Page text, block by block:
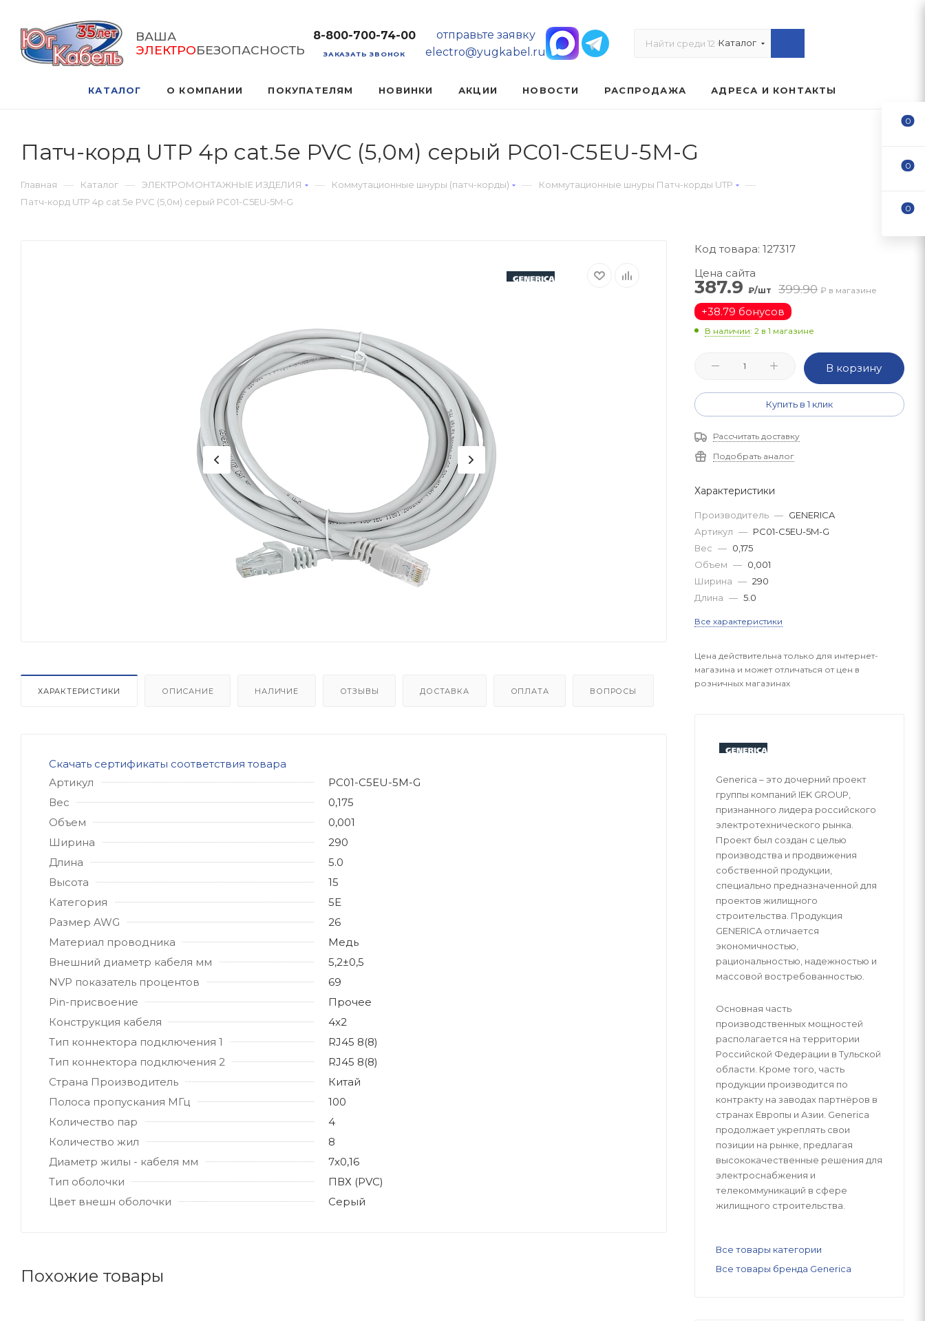
ВАША
ЭЛЕКТРОБЕЗОПАСНОСТЬ
8-800-700-74-00
ЗАКАЗАТЬ ЗВОНОК
отправьте заявку
electro@yugkabel.ru
Каталог
КАТАЛОГ О КОМПАНИИ ПОКУПАТЕЛЯМ НОВИНКИ АКЦИИ НОВОСТИ РАСПРОДАЖА АДРЕСА И КОНТАКТЫ
Патч-корд UTP 4р cat.5е PVC (5,0м) серый PC01-C5EU-5M-G
Главная — Каталог — ЭЛЕКТРОМОНТАЖНЫЕ ИЗДЕЛИЯ — Коммутационные шнуры (патч-корды) — Коммутационные шнуры Патч-корды UTP —
Патч-корд UTP 4р cat.5е PVC (5,0м) серый PC01-C5EU-5M-G
ХАРАКТЕРИСТИКИ ОПИСАНИЕ НАЛИЧИЕ ОТЗЫВЫ ДОСТАВКА ОПЛАТА ВОПРОСЫ
Скачать сертификаты соответствия товара
Артикул
PC01-C5EU-5M-G
Вес
0,175
Объем
0,001
Ширина
290
Длина
5.0
Высота
15
Категория
5E
Размер AWG
26
Материал проводника
Медь
Внешний диаметр кабеля мм
5,2±0,5
NVP показатель процентов
69
Pin-присвоение
Прочее
Конструкция кабеля
4x2
Тип коннектора подключения 1
RJ45 8(8)
Тип коннектора подключения 2
RJ45 8(8)
Страна Производитель
Китай
Полоса пропускания МГц
100
Количество пар
4
Количество жил
8
Диаметр жилы - кабеля мм
7x0,16
Тип оболочки
ПВХ (PVC)
Цвет внешн оболочки
Серый
Похожие товары
Код товара: 127317
Цена сайта
387.9 ₽/шт 399.90 ₽ в магазине
+38.79 бонусов
В наличии: 2 в 1 магазине
В корзину
Купить в 1 клик
Рассчитать доставку
Подобрать аналог
Характеристики
Производитель — GENERICA
Артикул — PC01-C5EU-5M-G
Вес — 0,175
Объем — 0,001
Ширина — 290
Длина — 5.0
Все характеристики
Цена действительна только для интернет-
магазина и может отличаться от цен в
розничных магазинах
Generica – это дочерний проект
группы компаний IEK GROUP,
признанного лидера российского
электротехнического рынка.
Проект был создан с целью
производства и продвижения
собственной продукции,
специально предназначенной для
проектов жилищного
строительства. Продукция
GENERICA отличается
экономичностью,
рациональностью, надежностью и
массовой востребованностью.
Основная часть
производственных мощностей
располагается на территории
Российской Федерации в Тульской
области. Кроме того, часть
продукции производится по
контракту на заводах партнёров в
странах Европы и Азии. Generica
продолжает укреплять свои
позиции на рынке, предлагая
высококачественные решения для
электроснабжения и
телекоммуникаций в сфере
жилищного строительства.
Все товары категории
Все товары бренда Generica
0
0
0